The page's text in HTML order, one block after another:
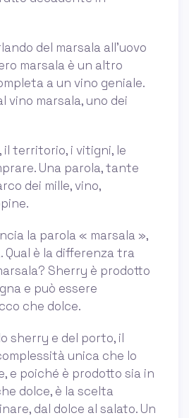
del marsala all’uovo
marsala è un altro
a un vino geniale.
vino marsala, uno dei
il territorio, i vitigni, le
Una parola, tante
dei mille, vino,
la parola « marsala »,
è la differenza tra
Sherry è prodotto
e può essere
che dolce.
sherry e del porto, il
unica che lo
e poiché è prodotto sia in
dolce, è la scelta
dal dolce al salato. Un